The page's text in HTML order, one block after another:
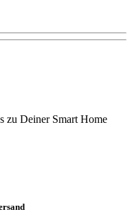
zu Deiner Smart Home